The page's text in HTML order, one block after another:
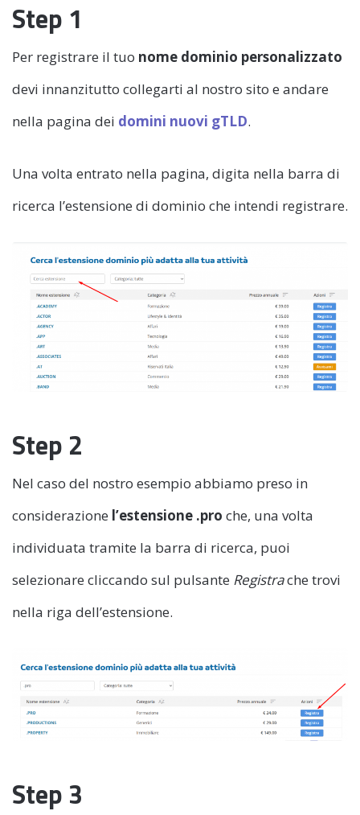
Step 1
Per registrare il tuo nome dominio personalizzato
devi innanzitutto collegarti al nostro sito e andare
nella pagina dei domini nuovi gTLD.
Una volta entrato nella pagina, digita nella barra di
ricerca l’estensione di dominio che intendi registrare.
Step 2
Nel caso del nostro esempio abbiamo preso in
considerazione l’estensione .pro che, una volta
individuata tramite la barra di ricerca, puoi
selezionare cliccando sul pulsante Registrache trovi
nella riga dell’estensione.
Step 3